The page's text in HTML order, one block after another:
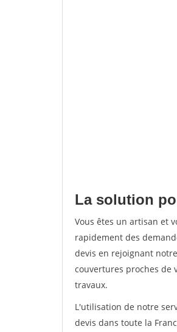
La solution
Vous êtes un artisan et
rapidement des
devis en rejoignant
couvertures proches de
travaux.
L'utilisation de notre
devis dans toute la